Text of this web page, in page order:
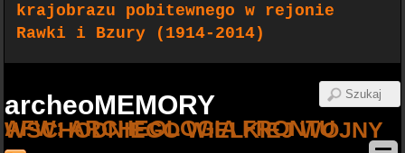
krajobrazu pobitewnego w rejonie
Rawki i Bzury (1914-2014)
archeoMEMORY
AFW: ARCHEOLOGIA FRONTU WSCHODNIEGO WIELKIEJ WOJNY